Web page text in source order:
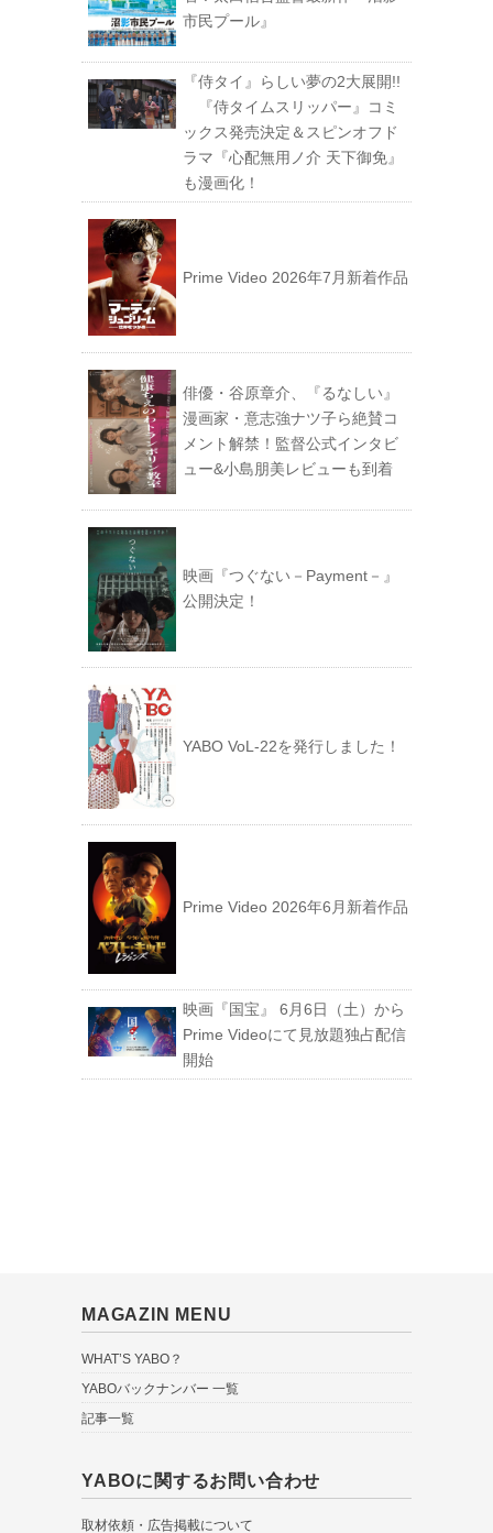
市民プール』
『侍タイ』らしい夢の2大展開!!
『侍タイムスリッパー』コミ
ックス発売決定＆スピンオフド
ラマ『心配無用ノ介 天下御免』
も漫画化！
Prime Video 2026年7月新着作品
俳優・谷原章介、『るなしい』
漫画家・意志強ナツ子ら絶賛コ
メント解禁！監督公式インタビ
ュー&小島朋美レビューも到着
映画『つぐない－Payment－』
公開決定！
YABO VoL‐22を発行しました！
Prime Video 2026年6月新着作品
映画『国宝』 6月6日（土）から
Prime Videoにて見放題独占配信
開始
MAGAZIN MENU
WHAT’S YABO？
YABOバックナンバー 一覧
記事一覧
YABOに関するお問い合わせ
取材依頼・広告掲載について